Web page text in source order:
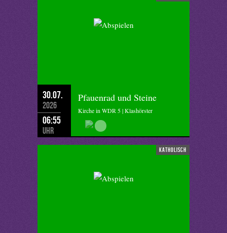
30.07.
2026
06:55
Uhr
Pfauenrad und Steine
Kirche in WDR 5 | Klashörster
katholisch